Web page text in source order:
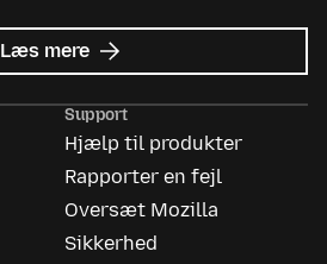
Læs mere om
Mozilla
Support
Hjælp til produkter
Rapporter en fejl
Oversæt Mozilla
Sikkerhed